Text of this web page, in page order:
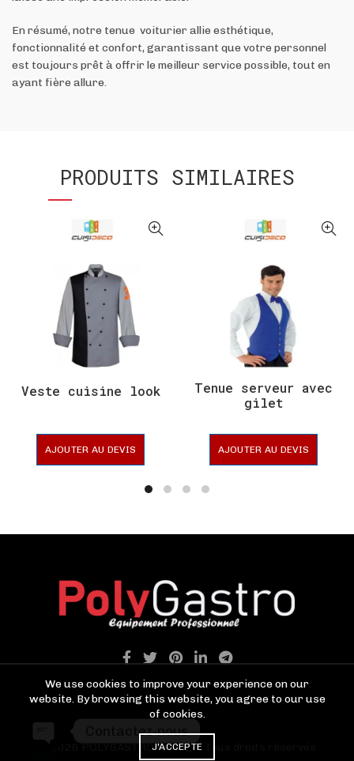
En résumé, notre tenue voiturier allie esthétique,
fonctionnalité et confort, garantissant que votre personnel
est toujours prêt à offrir le meilleur service possible, tout en
ayant fière allure.
PRODUITS SIMILAIRES
Veste cuisine look
AJOUTER AU DEVIS
Tenue serveur avec
gilet
AJOUTER AU DEVIS
© 2026POLYGASTRO TANGER. Tous droits réservés
We use cookies to improve your experience on our
website. By browsing this website, you agree to our use
of cookies.
J'ACCEPTE
Contactez-nous